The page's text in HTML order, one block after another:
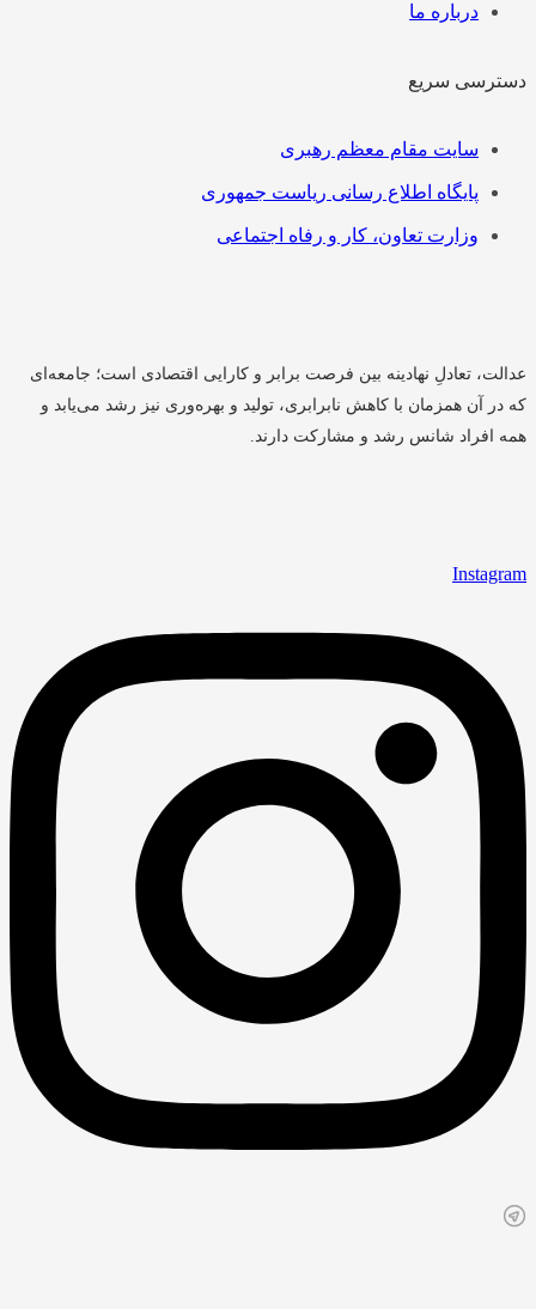
درباره ما
دسترسی سریع
فهرستسایت مقام معظم رهبری
پایگاه اطلاع رسانی ریاست جمهوری
وزارت تعاون، کار و رفاه اجتماعی
عدالت، تعادلِ نهادینه بین فرصت برابر و کارایی اقتصادی است؛ جامعه‌ای
که در آن همزمان با کاهش نابرابری، تولید و بهره‌وری نیز رشد می‌یابد و
همه افراد شانس رشد و مشارکت دارند.
Instagram